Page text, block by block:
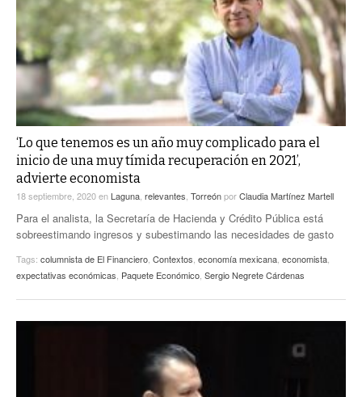
‘Lo que tenemos es un año muy complicado para el
inicio de una muy tímida recuperación en 2021’,
advierte economista
18 septiembre, 2020en Laguna, relevantes, TorreónporClaudia Martínez Martell
Para el analista, la Secretaría de Hacienda y Crédito Pública está
sobreestimando ingresos y subestimando las necesidades de gasto
Tags: columnista de El Financiero, Contextos, economía mexicana, economista,
expectativas económicas, Paquete Económico, Sergio Negrete Cárdenas